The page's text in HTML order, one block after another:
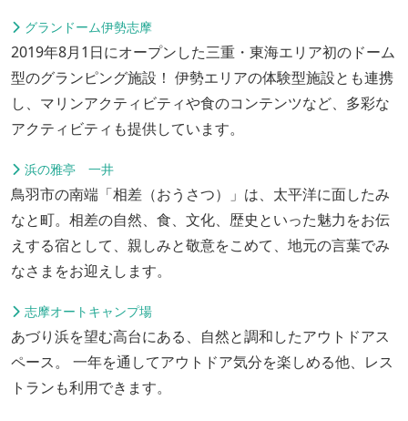
グランドーム伊勢志摩
2019年8月1日にオープンした三重・東海エリア初のドーム
型のグランピング施設！ 伊勢エリアの体験型施設とも連携
し、マリンアクティビティや食のコンテンツなど、多彩な
アクティビティも提供しています。
浜の雅亭 一井
鳥羽市の南端「相差（おうさつ）」は、太平洋に面したみ
なと町。相差の自然、食、文化、歴史といった魅力をお伝
えする宿として、親しみと敬意をこめて、地元の言葉でみ
なさまをお迎えします。
志摩オートキャンプ場
あづり浜を望む高台にある、自然と調和したアウトドアス
ペース。 一年を通してアウトドア気分を楽しめる他、レス
トランも利用できます。